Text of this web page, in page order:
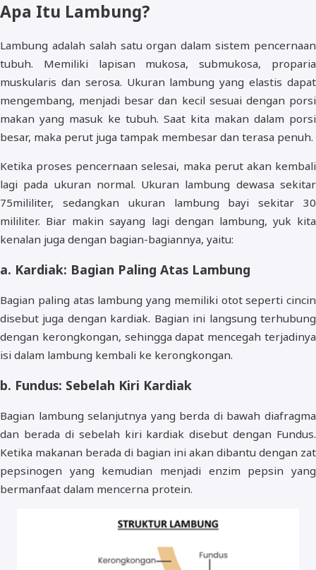
Apa Itu Lambung?
Lambung adalah salah satu organ dalam sistem pencernaan
tubuh. Memiliki lapisan mukosa, submukosa, proparia
muskularis dan serosa. Ukuran lambung yang elastis dapat
mengembang, menjadi besar dan kecil sesuai dengan porsi
makan yang masuk ke tubuh. Saat kita makan dalam porsi
besar, maka perut juga tampak membesar dan terasa penuh.
Ketika proses pencernaan selesai, maka perut akan kembali
lagi pada ukuran normal. Ukuran lambung dewasa sekitar
75mililiter, sedangkan ukuran lambung bayi sekitar 30
mililiter. Biar makin sayang lagi dengan lambung, yuk kita
kenalan juga dengan bagian-bagiannya, yaitu:
a. Kardiak: Bagian Paling Atas Lambung
Bagian paling atas lambung yang memiliki otot seperti cincin
disebut juga dengan kardiak. Bagian ini langsung terhubung
dengan kerongkongan, sehingga dapat mencegah terjadinya
isi dalam lambung kembali ke kerongkongan.
b. Fundus: Sebelah Kiri Kardiak
Bagian lambung selanjutnya yang berda di bawah diafragma
dan berada di sebelah kiri kardiak disebut dengan Fundus.
Ketika makanan berada di bagian ini akan dibantu dengan zat
pepsinogen yang kemudian menjadi enzim pepsin yang
bermanfaat dalam mencerna protein.